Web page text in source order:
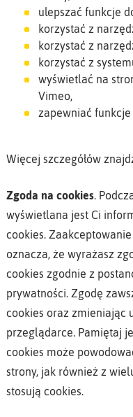
ulepszać funkcje
korzystać z
korzystać z
korzystać z
wyświetlać na
Vimeo,
zapewniać funkcje
Więcej szczegółów
Zgoda na cookies.
wyświetlana jest Ci
cookies.
oznacza, że wyrażasz
cookies zgodnie z
prywatności. Zgodę
cookies oraz zmieniając
przeglądarce. Pamiętaj
cookies może
strony, jak również z
stosują cookies.